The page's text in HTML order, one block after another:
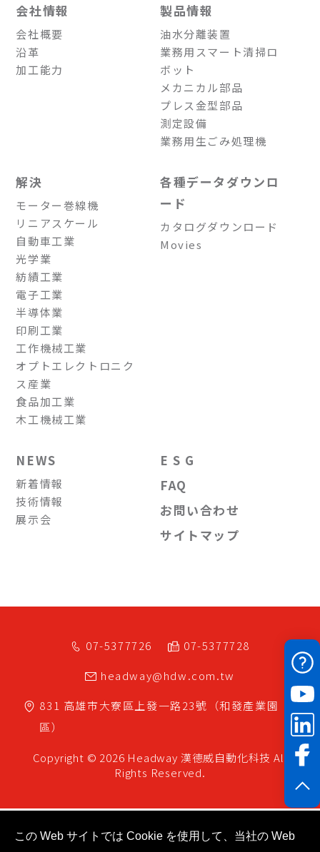
会社情報
会社概要
沿革
加工能力
製品情報
油水分離装置
業務用スマート清掃ロ
ボット
メカニカル部品
プレス金型部品
測定設備
業務用生ごみ処理機
解決
モーター巻線機
リニアスケール
自動車工業
光学業
紡績工業
電子工業
半導体業
印刷工業
工作機械工業
オプトエレクトロニク
ス産業
食品加工業
木工機械工業
各種データダウンロ
ード
カタログダウンロード
Movies
NEWS
新着情報
技術情報
展示会
E S G
FAQ
お問い合わせ
サイトマップ
07-5377726
07-5377728
headway@hdw.com.tw
831 高雄市大寮區 上發一路23號（和發產業園
區）
Copyright © 2026 Headway 漢德威自動化科技 All
Rights Reserved.
この Web サイトでは Cookie を使用して、当社の Web